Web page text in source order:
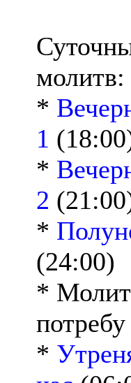
молитв:
*
1
*
2
*
(24:00)
*
*